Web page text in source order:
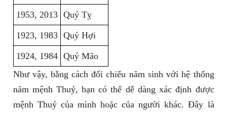
1953, 2013 Quý Tỵ
1923, 1983 Quý Hợi
1924, 1984 Quý Mão
Như vậy, bằng cách đối chiếu năm sinh với hệ thống
năm mệnh Thuỷ, bạn có thể dễ dàng xác định được
mệnh Thuỷ của mình hoặc của người khác. Đây là